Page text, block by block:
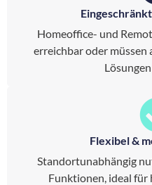
Homeoffice- und
erreichbar oder
Flexibel &
Standortunabhängig
Funktionen, ideal